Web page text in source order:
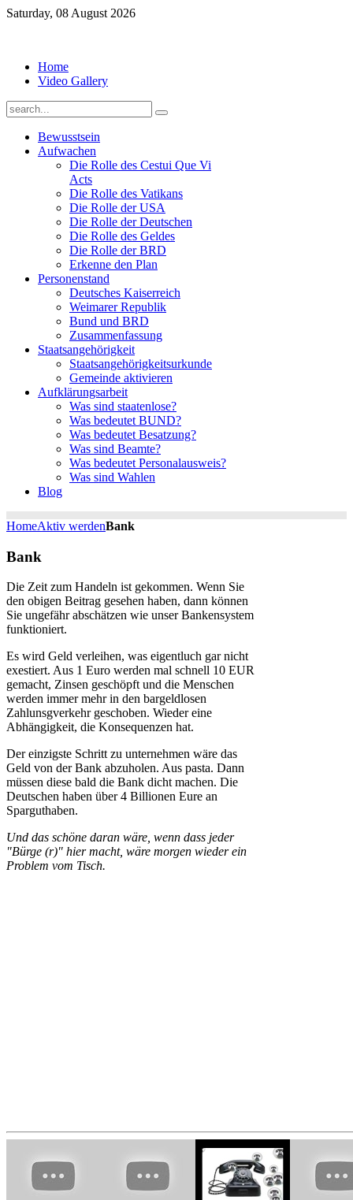
Saturday, 08 August 2026
Home
Video Gallery
Bewusstsein
Aufwachen
Die Rolle des Cestui Que Vi
Acts
Die Rolle des Vatikans
Die Rolle der USA
Die Rolle der Deutschen
Die Rolle des Geldes
Die Rolle der BRD
Erkenne den Plan
Personenstand
Deutsches Kaiserreich
Weimarer Republik
Bund und BRD
Zusammenfassung
Staatsangehörigkeit
Staatsangehörigkeitsurkunde
Gemeinde aktivieren
Aufklärungsarbeit
Was sind staatenlose?
Was bedeutet BUND?
Was bedeutet Besatzung?
Was sind Beamte?
Was bedeutet Personalausweis?
Was sind Wahlen
Blog
HomeAktiv werdenBank
Bank
Die Zeit zum Handeln ist gekommen. Wenn Sie
den obigen Beitrag gesehen haben, dann können
Sie ungefähr abschätzen wie unser Bankensystem
funktioniert.
Es wird Geld verleihen, was eigentluch gar nicht
exestiert. Aus 1 Euro werden mal schnell 10 EUR
gemacht, Zinsen geschöpft und die Menschen
werden immer mehr in den bargeldlosen
Zahlunsgverkehr geschoben. Wieder eine
Abhängigkeit, die Konsequenzen hat.
Der einzigste Schritt zu unternehmen wäre das
Geld von der Bank abzuholen. Aus pasta. Dann
müssen diese bald die Bank dicht machen. Die
Deutschen haben über 4 Billionen Eure an
Sparguthaben.
Und das schöne daran wäre, wenn dass jeder
"Bürge (r)" hier macht, wäre morgen wieder ein
Problem vom Tisch.